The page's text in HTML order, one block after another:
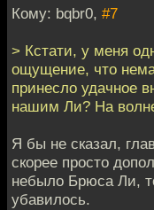
Кому: bqbr0, #7
> Кстати, у меня
ощущение, что
принесло удачное
нашим Ли? На
Я бы не сказал,
скорее просто
небыло Брюса Ли,
убавилось.